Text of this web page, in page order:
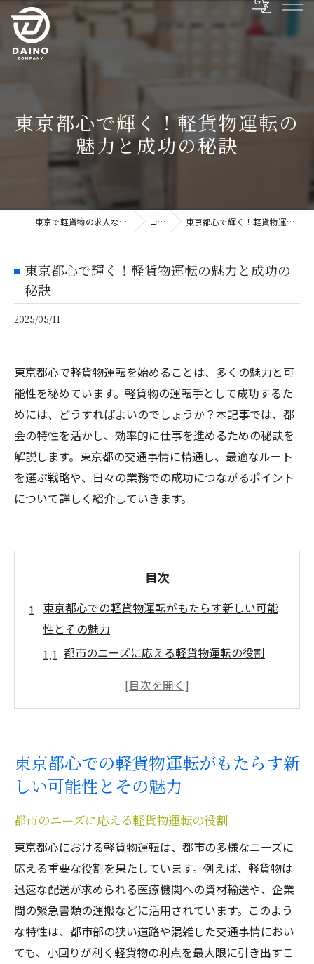
東京都心で輝く！軽貨物運転の
魅力と成功の秘訣
東京で軽貨物の求人ならDAINO株式会社 コラム 東京都心で輝く！軽貨物運転の魅力と成功の秘訣
東京都心で輝く！軽貨物運転の魅力と成功の
秘訣
2025/05/11
東京都心で軽貨物運転を始めることは、多くの魅力と可
能性を秘めています。軽貨物の運転手として成功するた
めには、どうすればよいのでしょうか？本記事では、都
会の特性を活かし、効率的に仕事を進めるための秘訣を
解説します。東京都の交通事情に精通し、最適なルート
を選ぶ戦略や、日々の業務での成功につながるポイント
について詳しく紹介していきます。
目次
東京都心での軽貨物運転がもたらす新しい可能
性とその魅力
都市のニーズに応える軽貨物運転の役割
軽貨物がもたらすビジネスチャンスの広が
東京都の特性を活かした軽貨物運転の利点
軽貨物運転が地域社会に与える影響
軽貨物運転で東京都の街を知り尽くすための効
果的なルート選び
都心の交通網を活用した効率的なルート設
定
渋滞を避けるための時間帯別ルート戦略
ナビゲーション技術を駆使したルート最適
化
東京都心での軽貨物運転がもたらす新
しい可能性とその魅力
都市のニーズに応える軽貨物運転の役割
東京都心における軽貨物運転は、都市の多様なニーズに
応える重要な役割を果たしています。例えば、軽貨物は
迅速な配送が求められる医療機関への資材輸送や、企業
間の緊急書類の運搬などに活用されています。このよう
な特性は、都市部の狭い道路や混雑した交通事情におい
ても、小回りが利く軽貨物の利点を最大限に引き出すこ